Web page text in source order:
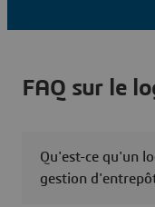
FAQ sur le
Qu'est-ce qu'un
gestion